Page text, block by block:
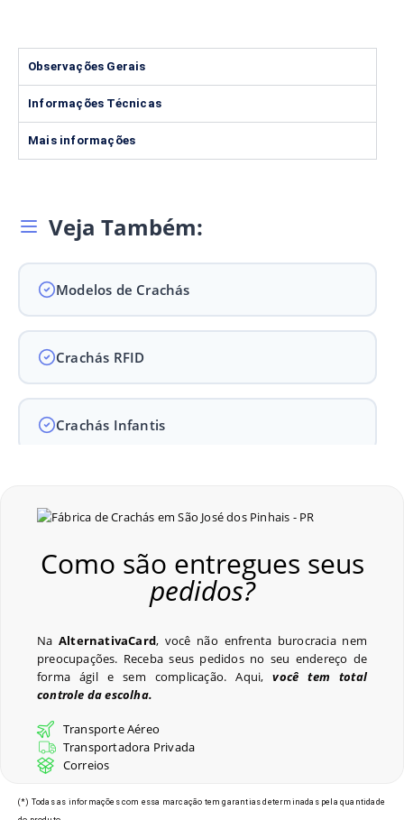
Observações Gerais
Informações Técnicas
Mais informações
Veja Também:
Modelos de Crachás
Crachás RFID
Crachás Infantis
Crachás para Eventos
Últimos Pedidos
Modelos de Crachás em São
Como são entregues seus
pedidos?
NaAlternativaCard, você não enfrenta burocracia nem
preocupações. Receba seus pedidos no seu endereço de
forma ágil e sem complicação. Aqui,você tem total
controle da escolha.
Transporte Aéreo
Transportadora Privada
Correios
(*) Todas as informações com essa marcação tem garantias determinadas pela quantidade